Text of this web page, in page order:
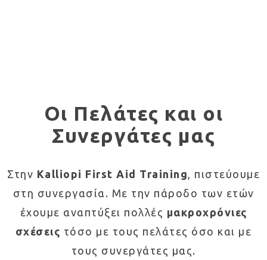
Οι Πελάτες και οι
Συνεργάτες μας
Στην Kalliopi First Aid Training, πιστεύουμε
στη συνεργασία. Με την πάροδο των ετών
έχουμε αναπτύξει πολλές μακροχρόνιες
σχέσεις τόσο με τους πελάτες όσο και με
τους συνεργάτες μας.